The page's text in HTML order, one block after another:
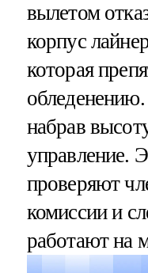
вылетом
корпус
которая
набрав
управление.
проверяют
комиссии и
работают на